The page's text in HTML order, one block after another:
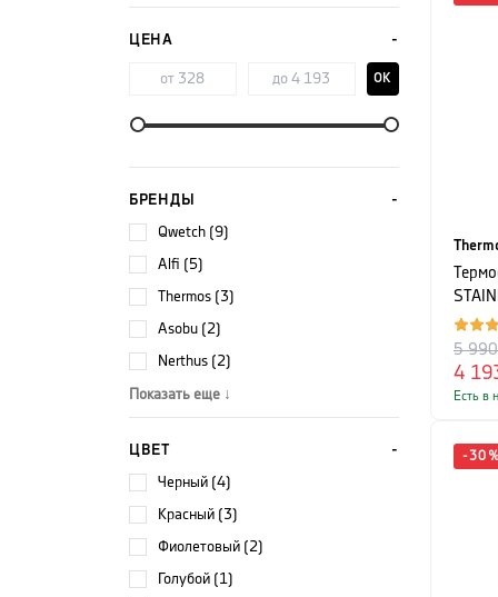
ЦЕНА
OK
БРЕНДЫ
Qwetch (9)
Alfi (5)
Thermos (3)
Asobu (2)
Nerthus (2)
Показать еще ↓
ЦВЕТ
черный (4)
красный (3)
фиолетовый (2)
голубой (1)
1,2 л,
4
5 990
Есть в
-30